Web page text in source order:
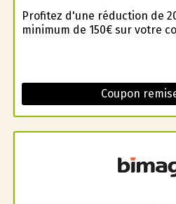
Profitez d'une réduction de
minimum de 150€ sur votre
Coupon